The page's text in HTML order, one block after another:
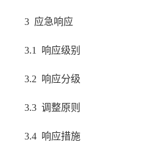
3 应急响应
3.1 响应级别
3.2 响应分级
3.3 调整原则
3.4 响应措施